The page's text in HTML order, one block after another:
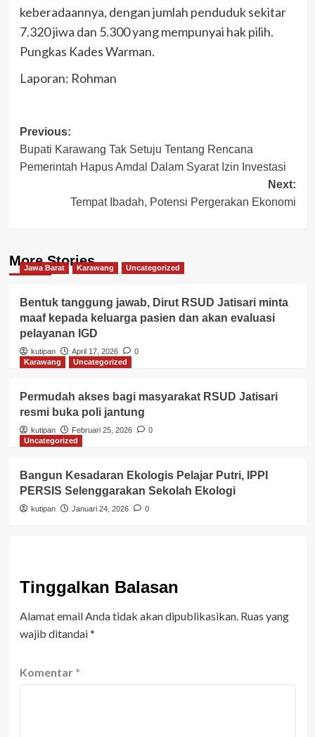
keberadaannya, dengan jumlah penduduk sekitar
7.320 jiwa dan 5.300 yang mempunyai hak pilih.
Pungkas Kades Warman.
Laporan: Rohman
Post
navigation
Previous:
Bupati Karawang Tak Setuju Tentang Rencana
Pemerintah Hapus Amdal Dalam Syarat Izin Investasi
Next:
Tempat Ibadah, Potensi Pergerakan Ekonomi
More Stories
Jawa Barat Karawang Uncategorized
Bentuk tanggung jawab, Dirut RSUD Jatisari minta
maaf kepada keluarga pasien dan akan evaluasi
pelayanan IGD
kutipan April 17, 2026
0
Karawang
Uncategorized
Permudah akses bagi masyarakat RSUD Jatisari
resmi buka poli jantung
kutipan Februari 25, 2026
0
Uncategorized
Bangun Kesadaran Ekologis Pelajar Putri, IPPI
PERSIS Selenggarakan Sekolah Ekologi
kutipan Januari 24, 2026 0
Tinggalkan Balasan
Alamat email Anda tidak akan dipublikasikan. Ruas yang
wajib ditandai*
Komentar *